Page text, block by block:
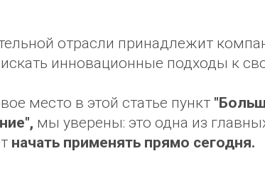
отрасли принадлежит
инновационные подходы к
место в этой статье пункт
мы уверены: это одна из
начать применять прямо сегодня.